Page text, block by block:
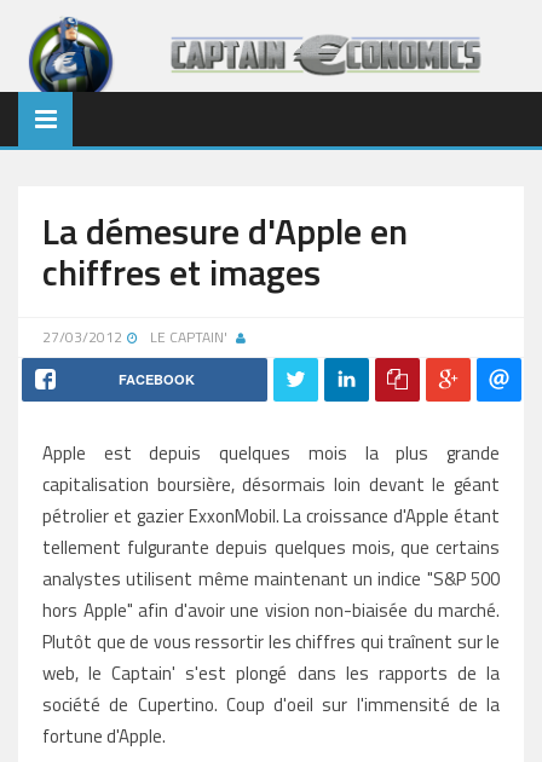
La démesure d'Apple en
chiffres et images
27/03/2012 LE CAPTAIN'
FACEBOOK
Apple est depuis quelques mois la plus grande
capitalisation boursière, désormais loin devant le géant
pétrolier et gazier ExxonMobil. La croissance d'Apple étant
tellement fulgurante depuis quelques mois, que certains
analystes utilisent même maintenant un indice "S&P 500
hors Apple" afin d'avoir une vision non-biaisée du marché.
Plutôt que de vous ressortir les chiffres qui traînent sur le
web, le Captain' s'est plongé dans les rapports de la
société de Cupertino. Coup d'oeil sur l'immensité de la
fortune d'Apple.